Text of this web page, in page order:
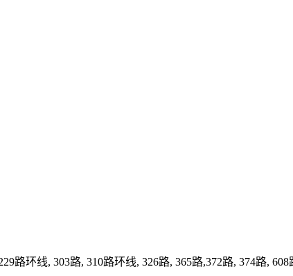
路环线, 303路, 310路环线, 326路, 365路,372路, 374路,